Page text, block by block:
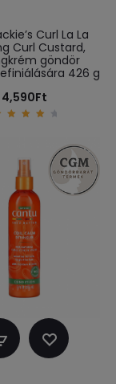
Curl La La
Curl Custard,
göndör
426 g
4,590Ft
Kosárba